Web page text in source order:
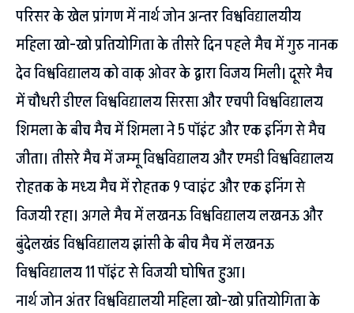
परिसर के खेल प्रांगण में नार्थ जोन अन्तर विश्वविद्यालयीय
महिला खो-खो प्रतियोगिता के तीसरे दिन पहले मैच में गुरु नानक
देव विश्वविद्यालय को वाक् ओवर के द्वारा विजय मिली। दूसरे मैच
में चौधरी डीएल विश्वविद्यालय सिरसा और एचपी विश्वविद्यालय
शिमला के बीच मैच में शिमला ने 5 पॉइंट और एक इनिंग से मैच
जीता। तीसरे मैच में जम्मू विश्वविद्यालय और एमडी विश्वविद्यालय
रोहतक के मध्य मैच में रोहतक 9 प्वाइंट और एक इनिंग से
विजयी रहा। अगले मैच में लखनऊ विश्वविद्यालय लखनऊ और
बुंदेलखंड विश्वविद्यालय झांसी के बीच मैच में लखनऊ
विश्वविद्यालय 11 पॉइंट से विजयी घोषित हुआ।
नार्थ जोन अंतर विश्वविद्यालयी महिला खो-खो प्रतियोगिता के